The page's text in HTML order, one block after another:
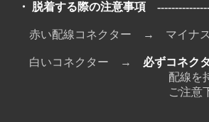
・ 脱着する際の注意事項
赤い配線コネクター → マイナスド
白いコネクター → 必ずコネク
配線を持って引っ張ると、
ご注意下さ